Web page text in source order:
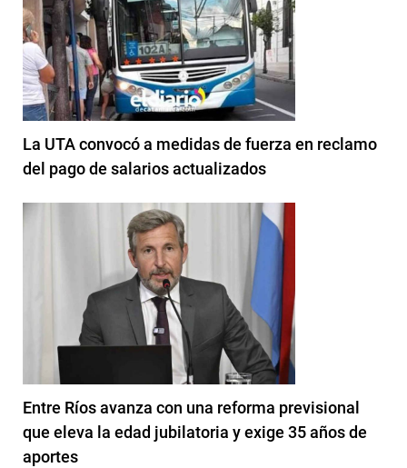
La UTA convocó a medidas de fuerza en reclamo
del pago de salarios actualizados
Entre Ríos avanza con una reforma previsional
que eleva la edad jubilatoria y exige 35 años de
aportes